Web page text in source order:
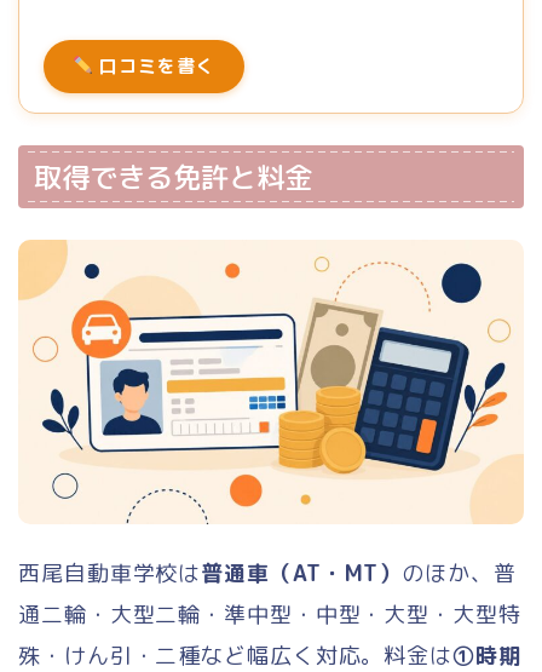
口コミを書く
取得できる免許と料金
西尾自動車学校は普通車（AT・MT） のほか、普
通二輪・大型二輪・準中型・中型・大型・大型特
殊・けん引・二種など幅広く対応。料金は①時期